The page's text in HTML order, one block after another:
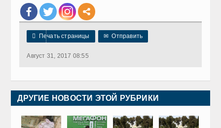
 Печать страницы ✉ Отправить
Август 31, 2017 08:55
ДРУГИЕ НОВОСТИ ЭТОЙ РУБРИКИ